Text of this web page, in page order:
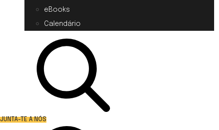
eBooks
Calendário
JUNTA-TE A NÓS